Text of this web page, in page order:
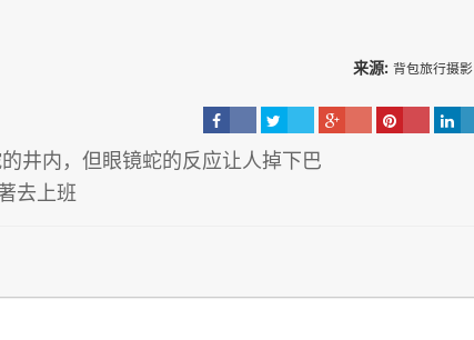
来源: 背包旅行摄影
井内，但眼镜蛇的反应让人掉下巴
去上班